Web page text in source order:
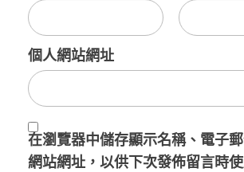
個人網站網址
在瀏覽器中儲存顯示名稱、電子
網站網址，以供下次發佈留言時使